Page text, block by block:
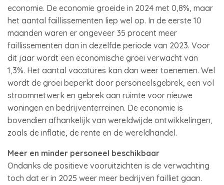
economie. De economie groeide in 2024 met 0,8%, maar
het aantal faillissementen liep wel op. In de eerste 10
maanden waren er ongeveer 35 procent meer
faillissementen dan in dezelfde periode van 2023. Voor
dit jaar wordt een economische groei verwacht van
1,3%. Het aantal vacatures kan dan weer toenemen. Wel
wordt de groei beperkt door personeelsgebrek, een vol
stroomnetwerk en gebrek aan ruimte voor nieuwe
woningen en bedrijventerreinen. De economie is
bovendien afhankelijk van wereldwijde ontwikkelingen,
zoals de inflatie, de rente en de wereldhandel.
Meer en minder personeel beschikbaar
Ondanks de positieve vooruitzichten is de verwachting
toch dat er in 2025 weer meer bedrijven failliet gaan.